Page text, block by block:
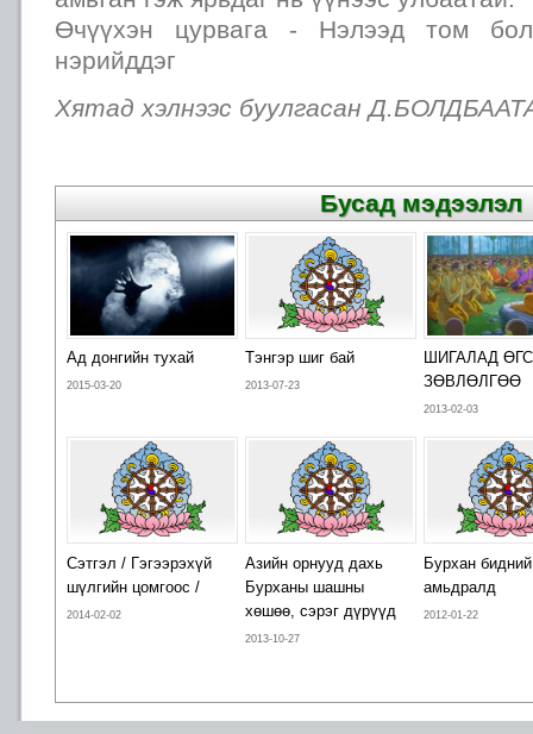
Өчүүхэн цурвага - Нэлээд том
нэрийддэг
Хятад хэлнээс буулгасан
Бусад мэдээлэл
Ад донгийн тухай
2015-03-20
Тэнгэр шиг бай
2013-07-23
ШИГАЛАД
ЗӨВЛӨЛГӨӨ
2013-02-03
Сэтгэл / Гэгээрэхүй
шүлгийн цомгоос /
2014-02-02
Азийн орнууд дахь
Бурханы шашны
хөшөө, сэрэг дүрүүд
2013-10-27
Бурхан бидний
амьдралд
2012-01-22